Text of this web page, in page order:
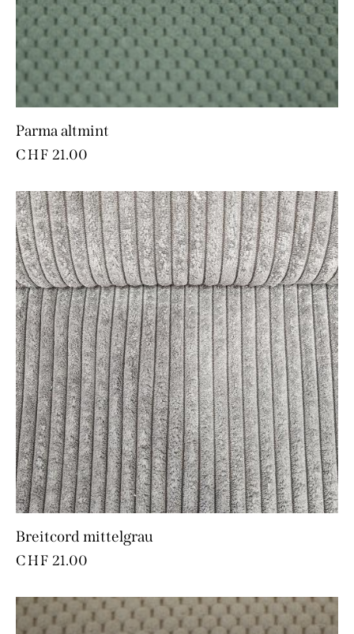
Parma altmint
CHF 21.00
Breitcord mittelgrau
CHF 21.00